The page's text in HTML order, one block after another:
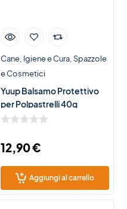
Cane Igiene e Cura Spazzole
e Cosmetici
Yuup Balsamo Protettivo
per Polpastrelli 40g
12,90€
Aggiungi al carrello